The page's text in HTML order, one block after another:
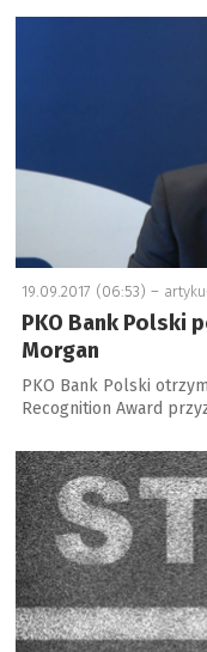
a
19.09.2017 (06:53) –
PKO Bank Polski
Morgan
PKO Bank Polski
Recognition Award
a